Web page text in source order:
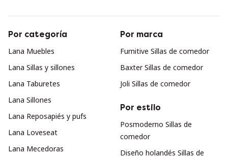
Por categoría
Lana Muebles
Lana Sillas y sillones
Lana Taburetes
Lana Sillones
Lana Reposapiés y pufs
Lana Loveseat
Lana Mecedoras
Por marca
Furnitive Sillas de comedor
Baxter Sillas de comedor
Joli Sillas de comedor
Por estilo
Posmoderno Sillas de
comedor
Diseño holandés Sillas de